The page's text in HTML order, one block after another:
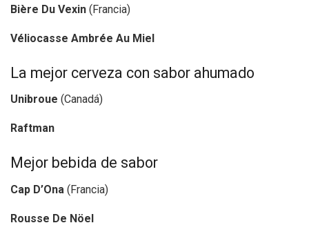
Bière Du Vexin (Francia)
Véliocasse Ambrée Au Miel
La mejor cerveza con sabor ahumado
Unibroue (Canadá)
Raftman
Mejor bebida de sabor
Cap D’Ona (Francia)
Rousse De Nöel